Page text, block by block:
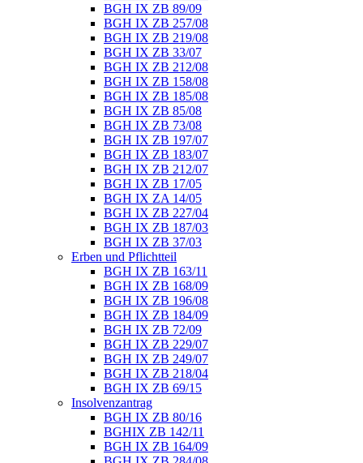
BGH IX ZB 89/09
BGH IX ZB 257/08
BGH IX ZB 219/08
BGH IX ZB 33/07
BGH IX ZB 212/08
BGH IX ZB 158/08
BGH IX ZB 185/08
BGH IX ZB 85/08
BGH IX ZB 73/08
BGH IX ZB 197/07
BGH IX ZB 183/07
BGH IX ZB 212/07
BGH IX ZB 17/05
BGH IX ZA 14/05
BGH IX ZB 227/04
BGH IX ZB 187/03
BGH IX ZB 37/03
Erben und Pflichtteil
BGH IX ZB 163/11
BGH IX ZB 168/09
BGH IX ZB 196/08
BGH IX ZB 184/09
BGH IX ZB 72/09
BGH IX ZB 229/07
BGH IX ZB 249/07
BGH IX ZB 218/04
BGH IX ZB 69/15
Insolvenzantrag
BGH IX ZB 80/16
BGHIX ZB 142/11
BGH IX ZB 164/09